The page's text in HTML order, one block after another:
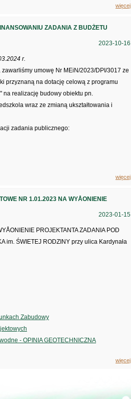
więcej
ZADANIA Z BUDŻETU
2023-10-16
r.
umowę Nr MEiN/2023/DPI/3017 ze
przyznaną na dotację celową z programu
na realizację budowy obiektu pn.
wraz ze zmianą ukształtowania i
zadania publicznego:
więcej
NR 1.01.2023 NA WYÅONIENIE
2023-01-15
PROJEKTANTA ZADANIA POD
im. ŚWIETEJ RODZINY przy ulica Kardynała
Zabudowy
- OPINIA GEOTECHNICZNA
więcej